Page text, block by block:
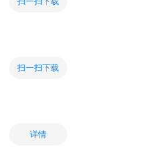
扫一扫下载
详情